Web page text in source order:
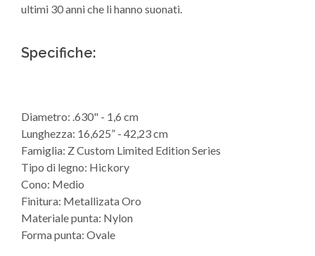
ultimi 30 anni che li hanno suonati.
Specifiche:
Diametro: .630" - 1,6 cm
Lunghezza: 16,625” - 42,23 cm
Famiglia: Z Custom Limited Edition Series
Tipo di legno: Hickory
Cono: Medio
Finitura: Metallizata Oro
Materiale punta: Nylon
Forma punta: Ovale